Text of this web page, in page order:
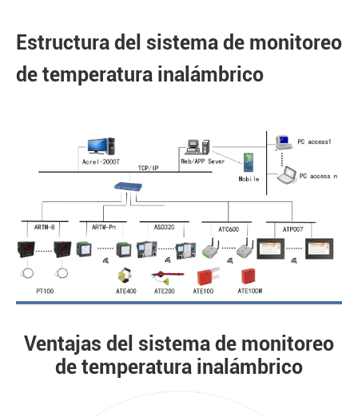
Estructura del sistema de monitoreo
de temperatura inalámbrico
Ventajas del sistema de monitoreo
de temperatura inalámbrico